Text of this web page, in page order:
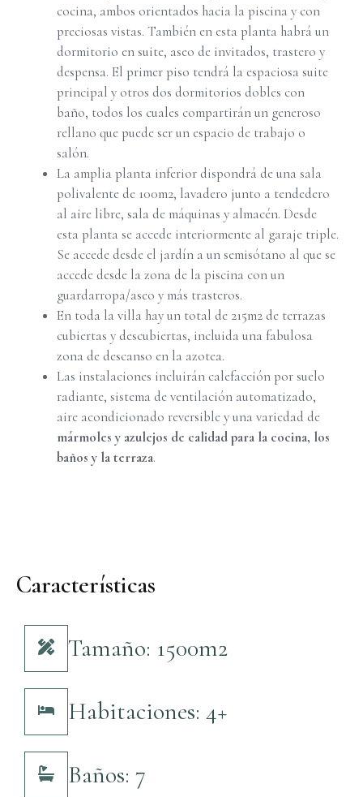
cocina, ambos orientados hacia la piscina y con
preciosas vistas. También en esta planta habrá un
dormitorio en suite, aseo de invitados, trastero y
despensa. El primer piso tendrá la espaciosa suite
principal y otros dos dormitorios dobles con
baño, todos los cuales compartirán un generoso
rellano que puede ser un espacio de trabajo o
salón.
La amplia planta inferior dispondrá de una sala
polivalente de 100m2, lavadero junto a tendedero
al aire libre, sala de máquinas y almacén. Desde
esta planta se accede interiormente al garaje triple.
Se accede desde el jardín a un semisótano al que se
accede desde la zona de la piscina con un
guardarropa/aseo y más trasteros.
En toda la villa hay un total de 215m2 de terrazas
cubiertas y descubiertas, incluida una fabulosa
zona de descanso en la azotea.
Las instalaciones incluirán calefacción por suelo
radiante, sistema de ventilación automatizado,
aire acondicionado reversible y una variedad de
mármoles y azulejos de calidad para la cocina, los
baños y la terraza.
Características
Tamaño: 1500m2
Habitaciones: 4+
Baños: 7